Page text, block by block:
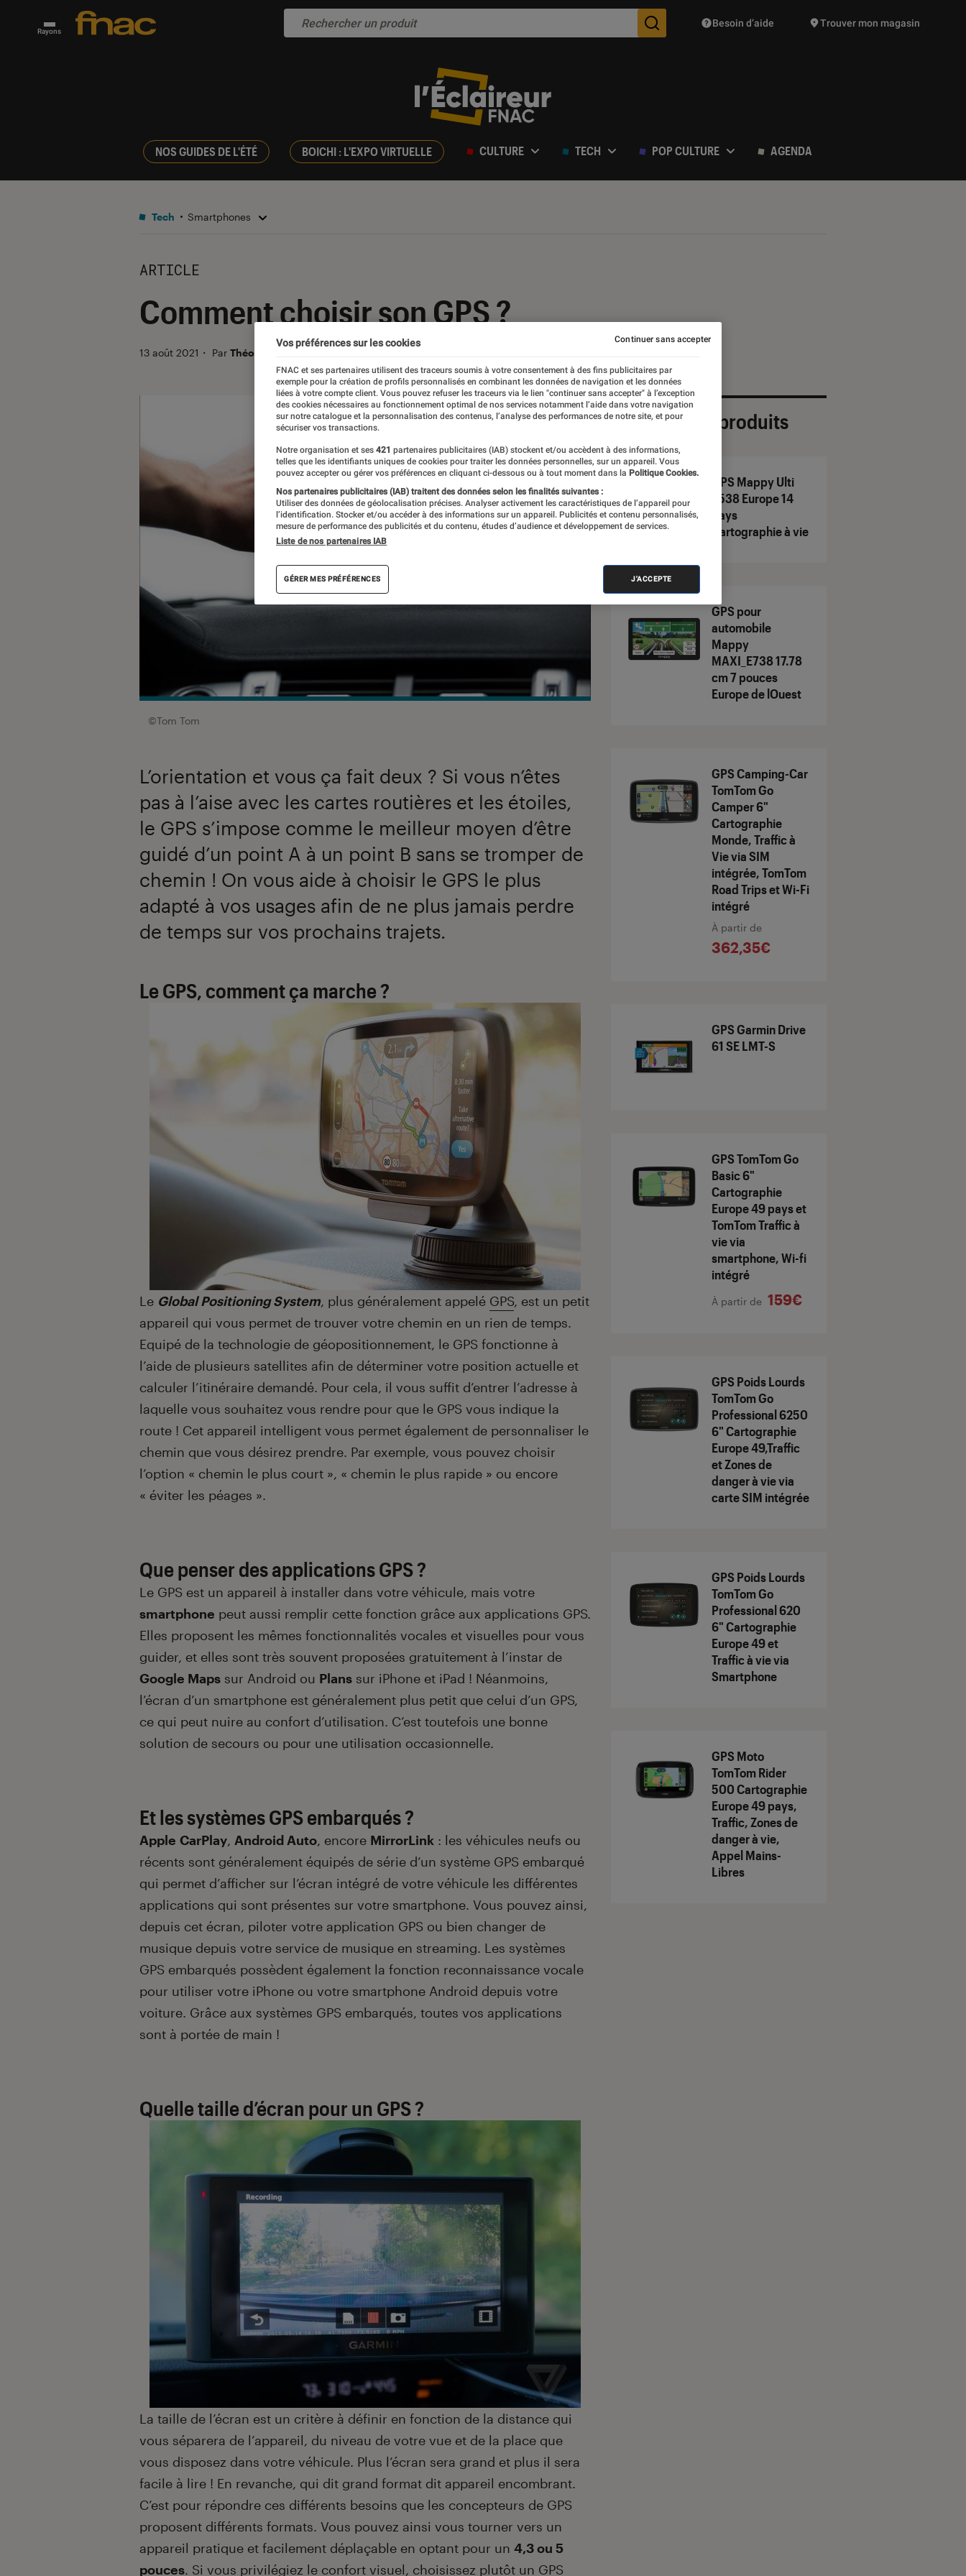
Rayons Des suggestions de produits vont vous être proposées
Besoin d’aide Trouver mon magasin
NOS GUIDES DE L'ÉTÉ BOICHI : L'EXPO VIRTUELLE CULTURE TECH POP CULTURE AGENDA
Tech Smartphones
ARTICLE
Comment choisir son GPS ?
13 août 2021 ・ Par Théo
©Tom Tom
L’orientation et vous ça fait deux ? Si vous n’êtes
pas à l’aise avec les cartes routières et les étoiles,
le GPS s’impose comme le meilleur moyen d’être
guidé d’un point A à un point B sans se tromper de
chemin ! On vous aide à choisir le GPS le plus
adapté à vos usages afin de ne plus jamais perdre
de temps sur vos prochains trajets.
Le GPS, comment ça marche ?
Le Global Positioning System, plus généralement appelé GPS, est un petit
appareil qui vous permet de trouver votre chemin en un rien de temps.
Equipé de la technologie de géopositionnement, le GPS fonctionne à
l’aide de plusieurs satellites afin de déterminer votre position actuelle et
calculer l’itinéraire demandé. Pour cela, il vous suffit d’entrer l’adresse à
laquelle vous souhaitez vous rendre pour que le GPS vous indique la
route ! Cet appareil intelligent vous permet également de personnaliser le
chemin que vous désirez prendre. Par exemple, vous pouvez choisir
l’option « chemin le plus court », « chemin le plus rapide » ou encore
« éviter les péages ».
Que penser des applications GPS ?
Le GPS est un appareil à installer dans votre véhicule, mais votre
smartphone peut aussi remplir cette fonction grâce aux applications GPS.
Elles proposent les mêmes fonctionnalités vocales et visuelles pour vous
guider, et elles sont très souvent proposées gratuitement à l’instar de
Google Maps sur Android ou Plans sur iPhone et iPad ! Néanmoins,
l’écran d’un smartphone est généralement plus petit que celui d’un GPS,
ce qui peut nuire au confort d’utilisation. C’est toutefois une bonne
solution de secours ou pour une utilisation occasionnelle.
Et les systèmes GPS embarqués ?
Apple CarPlay, Android Auto, encore MirrorLink : les véhicules neufs ou
récents sont généralement équipés de série d’un système GPS embarqué
qui permet d’afficher sur l’écran intégré de votre véhicule les différentes
applications qui sont présentes sur votre smartphone. Vous pouvez ainsi,
depuis cet écran, piloter votre application GPS ou bien changer de
musique depuis votre service de musique en streaming. Les systèmes
GPS embarqués possèdent également la fonction reconnaissance vocale
pour utiliser votre iPhone ou votre smartphone Android depuis votre
voiture. Grâce aux systèmes GPS embarqués, toutes vos applications
sont à portée de main !
Quelle taille d’écran pour un GPS ?
La taille de l’écran est un critère à définir en fonction de la distance qui
vous séparera de l’appareil, du niveau de votre vue et de la place que
vous disposez dans votre véhicule. Plus l’écran sera grand et plus il sera
facile à lire ! En revanche, qui dit grand format dit appareil encombrant.
C’est pour répondre ces différents besoins que les concepteurs de GPS
proposent différents formats. Vous pouvez ainsi vous tourner vers un
appareil pratique et facilement déplaçable en optant pour un 4,3 ou 5
pouces. Si vous privilégiez le confort visuel, choisissez plutôt un GPS
Sélection de produits
GPS Mappy Ulti
E538 Europe 14
pays
Cartographie à vie
GPS pour
automobile
Mappy
MAXI_E738 17.78
cm 7 pouces
Europe de lOuest
GPS Camping-Car
TomTom Go
Camper 6"
Cartographie
Monde, Traffic à
Vie via SIM
intégrée, TomTom
Road Trips et Wi-Fi
intégré
À partir de
362,35€
GPS Garmin Drive
61 SE LMT-S
GPS TomTom Go
Basic 6"
Cartographie
Europe 49 pays et
TomTom Traffic à
vie via
smartphone, Wi-fi
intégré
À partir de 159€
GPS Poids Lourds
TomTom Go
Professional 6250
6" Cartographie
Europe 49,Traffic
et Zones de
danger à vie via
carte SIM intégrée
GPS Poids Lourds
TomTom Go
Professional 620
6" Cartographie
Europe 49 et
Traffic à vie via
Smartphone
GPS Moto
TomTom Rider
500 Cartographie
Europe 49 pays,
Traffic, Zones de
danger à vie,
Appel Mains-
Libres
Vos préférences sur les cookies
FNAC et ses partenaires utilisent des traceurs soumis à votre consentement à des fins publicitaires par
exemple pour la création de profils personnalisés en combinant les données de navigation et les données
liées à votre compte client. Vous pouvez refuser les traceurs via le lien "continuer sans accepter" à l’exception
des cookies nécessaires au fonctionnement optimal de nos services notamment l’aide dans votre navigation
sur notre catalogue et la personnalisation des contenus, l’analyse des performances de notre site, et pour
sécuriser vos transactions.
Notre organisation et ses 421 partenaires publicitaires (IAB) stockent et/ou accèdent à des informations,
telles que les identifiants uniques de cookies pour traiter les données personnelles, sur un appareil. Vous
pouvez accepter ou gérer vos préférences en cliquant ci-dessous ou à tout moment dans la Politique Cookies.
Nos partenaires publicitaires (IAB) traitent des données selon les finalités suivantes :
Utiliser des données de géolocalisation précises. Analyser activement les caractéristiques de l’appareil pour
l’identification. Stocker et/ou accéder à des informations sur un appareil. Publicités et contenu personnalisés,
mesure de performance des publicités et du contenu, études d’audience et développement de services.
Liste de nos partenaires IAB
GÉRER MES PRÉFÉRENCES J'ACCEPTE
Continuer sans accepter